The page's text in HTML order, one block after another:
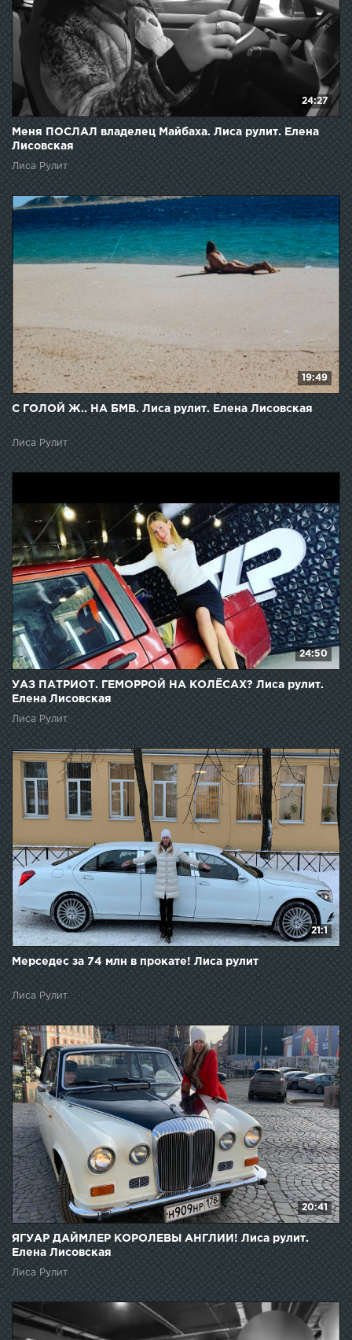
24:27
Меня ПОСЛАЛ владелец Майбаха. Лиса рулит. Елена
Лисовская
Лиса Рулит
19:49
С ГОЛОЙ Ж.. НА БМВ. Лиса рулит. Елена Лисовская
Лиса Рулит
24:50
УАЗ ПАТРИОТ. ГЕМОРРОЙ НА КОЛЁСАХ? Лиса рулит.
Елена Лисовская
Лиса Рулит
21:1
Мерседес за 74 млн в прокате! Лиса рулит
Лиса Рулит
20:41
ЯГУАР ДАЙМЛЕР КОРОЛЕВЫ АНГЛИИ! Лиса рулит.
Елена Лисовская
Лиса Рулит